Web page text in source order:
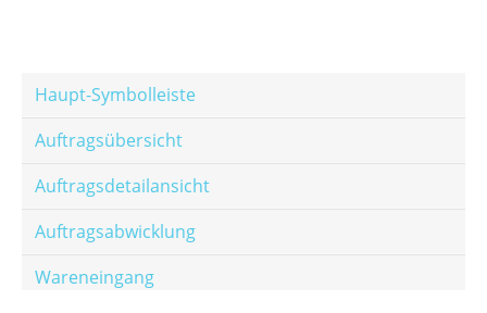
Haupt-Symbolleiste
Auftragsübersicht
Auftragsdetailansicht
Auftragsabwicklung
Wareneingang